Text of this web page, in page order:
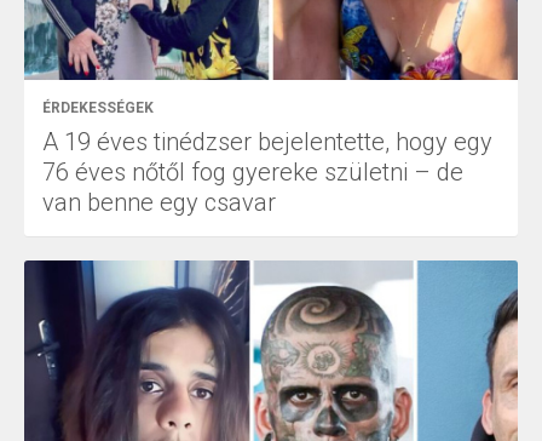
ÉRDEKESSÉGEK
A 19 éves tinédzser bejelentette, hogy egy
76 éves nőtől fog gyereke születni – de
van benne egy csavar